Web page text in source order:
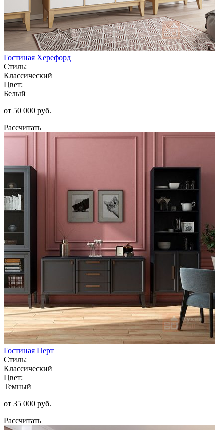
Гостиная Херефорд
Стиль:
Классический
Цвет:
Белый
от 50 000 руб.
Рассчитать
Гостиная Перт
Стиль:
Классический
Цвет:
Темный
от 35 000 руб.
Рассчитать